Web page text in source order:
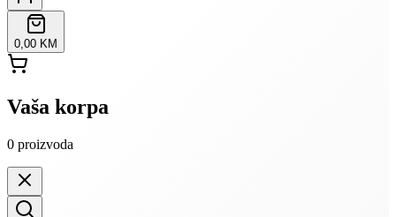
0,00 KM
Vaša korpa
0 proizvoda